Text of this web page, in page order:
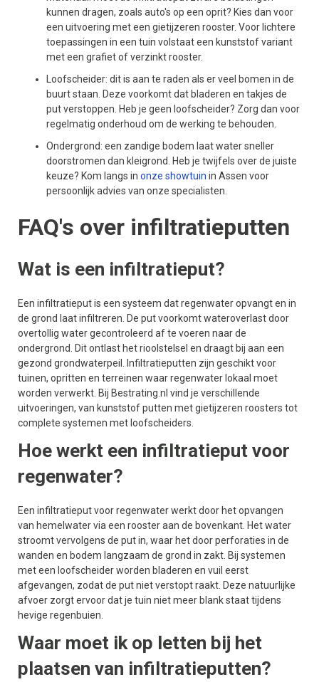
kunnen dragen, zoals auto's op een oprit? Kies dan voor
een uitvoering met een gietijzeren rooster. Voor lichtere
toepassingen in een tuin volstaat een kunststof variant
met een grafiet of verzinkt rooster.
Loofscheider: dit is aan te raden als er veel bomen in de
buurt staan. Deze voorkomt dat bladeren en takjes de
put verstoppen. Heb je geen loofscheider? Zorg dan voor
regelmatig onderhoud om de werking te behouden.
Ondergrond: een zandige bodem laat water sneller
doorstromen dan kleigrond. Heb je twijfels over de juiste
keuze? Kom langs in onze showtuin in Assen voor
persoonlijk advies van onze specialisten.
FAQ's over infiltratieputten
Wat is een infiltratieput?
Een infiltratieput is een systeem dat regenwater opvangt en in
de grond laat infiltreren. De put voorkomt wateroverlast door
overtollig water gecontroleerd af te voeren naar de
ondergrond. Dit ontlast het rioolstelsel en draagt bij aan een
gezond grondwaterpeil. Infiltratieputten zijn geschikt voor
tuinen, opritten en terreinen waar regenwater lokaal moet
worden verwerkt. Bij Bestrating.nl vind je verschillende
uitvoeringen, van kunststof putten met gietijzeren roosters tot
complete systemen met loofscheiders.
Hoe werkt een infiltratieput voor
regenwater?
Een infiltratieput voor regenwater werkt door het opvangen
van hemelwater via een rooster aan de bovenkant. Het water
stroomt vervolgens de put in, waar het door perforaties in de
wanden en bodem langzaam de grond in zakt. Bij systemen
met een loofscheider worden bladeren en vuil eerst
afgevangen, zodat de put niet verstopt raakt. Deze natuurlijke
afvoer zorgt ervoor dat je tuin niet meer blank staat tijdens
hevige regenbuien.
Waar moet ik op letten bij het
plaatsen van infiltratieputten?